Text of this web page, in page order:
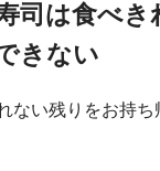
司は食べき
きない
ない残りをお持